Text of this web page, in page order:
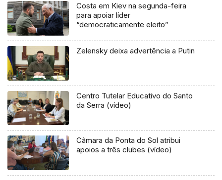
Costa em Kiev na segunda-feira
para apoiar líder
“democraticamente eleito”
Zelensky deixa advertência a Putin
Centro Tutelar Educativo do Santo
da Serra (vídeo)
Câmara da Ponta do Sol atribui
apoios a três clubes (vídeo)